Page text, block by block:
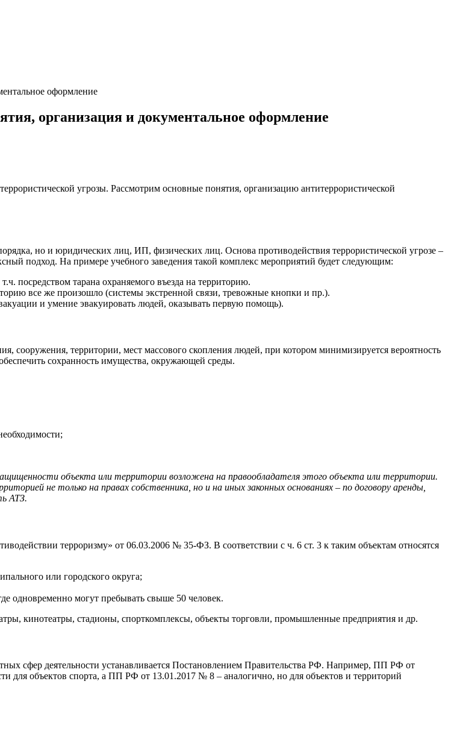
оформление
организация и документальное оформление
угрозы. Рассмотрим основные понятия, организацию антитеррористической
но и юридических лиц, ИП, физических лиц. Основа противодействия террористической угрозе –
подход. На примере учебного заведения такой комплекс мероприятий будет следующим:
посредством тарана охраняемого въезда на территорию.
все же произошло (системы экстренной связи, тревожные кнопки и пр.).
и умение эвакуировать людей, оказывать первую помощь).
сооружения, территории, мест массового скопления людей, при котором минимизируется вероятность
сохранность имущества, окружающей среды.
объекта или территории возложена на правообладателя этого объекта или территории.
не только на правах собственника, но и на иных законных основаниях – по договору аренды,
АТЗ.
терроризму» от 06.03.2006 № 35-ФЗ. В соответствии с ч. 6 ст. 3 к таким объектам относятся
или городского округа;
одновременно могут пребывать свыше 50 человек.
кинотеатры, стадионы, спорткомплексы, объекты торговли, промышленные предприятия и др.
сфер деятельности устанавливается Постановлением Правительства РФ. Например, ПП РФ от
для объектов спорта, а ПП РФ от 13.01.2017 № 8 – аналогично, но для объектов и территорий